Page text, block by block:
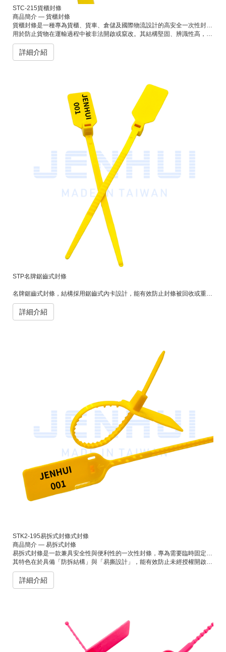
STC-215貨櫃封條
商品簡介 — 貨櫃封條
貨櫃封條是一種專為貨櫃、貨車、倉儲及國際物流設計的高安全一次性封條。
用於防止貨物在運輸過程中被非法開啟或竄改。其結構堅固、辨識性高，可印製流水號或條碼，便於管理與追蹤，是各大航運與物流公司保障貨物安全的標準配備。
詳細介紹
STP名牌鋸齒式封條
名牌鋸齒式封條，結構採用鋸齒式內卡設計，能有效防止封條被回收或重複使用。常用於物流箱、貨櫃、郵政、倉儲管理及各式運輸包裝，具備良好的識別性與防竄改性。可於封條上印製公司名稱、流水號、條碼或標誌，以便追蹤與辨識。
詳細介紹
STK2-195易拆式封條式封條
商品簡介 — 易拆式封條
易拆式封條是一款兼具安全性與便利性的一次性封條，專為需要臨時固定及快速拆封的應用場景設計。
其特色在於具備「防拆結構」與「易撕設計」，能有效防止未經授權開啟，同時不需任何工具即可徒手拆除。適用於物流包裝、倉儲管理、行李封鎖、文件袋及電商出貨等用途。
詳細介紹